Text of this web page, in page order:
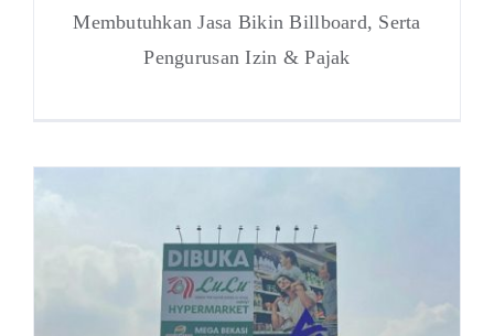
Membutuhkan Jasa Bikin Billboard, Serta
Pengurusan Izin & Pajak